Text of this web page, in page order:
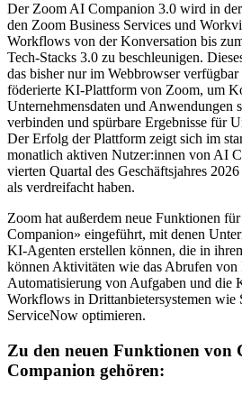
Der Zoom AI Companion 3.0 wird in
den Zoom Business Services und
Workflows von der Konversation bis
Tech-Stacks 3.0 zu beschleunigen.
das bisher nur im Webbrowser
föderierte KI-Plattform von Zoom, um
Unternehmensdaten und Anwendungen
verbinden und spürbare Ergebnisse für
Der Erfolg der Plattform zeigt sich im
monatlich aktiven Nutzer:innen von AI
vierten Quartal des Geschäftsjahres
als verdreifacht haben.
Zoom hat außerdem neue Funktionen
Companion» eingeführt, mit denen
KI-Agenten erstellen können, die in
können Aktivitäten wie das Abrufen von
Automatisierung von Aufgaben und die
Workflows in Drittanbietersystemen wie
ServiceNow optimieren.
Zu den neuen Funktionen von
Companion gehören: